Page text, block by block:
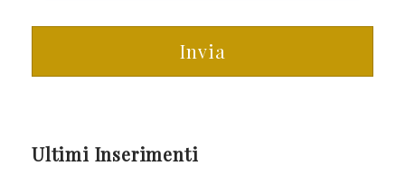
Invia
Ultimi Inserimenti